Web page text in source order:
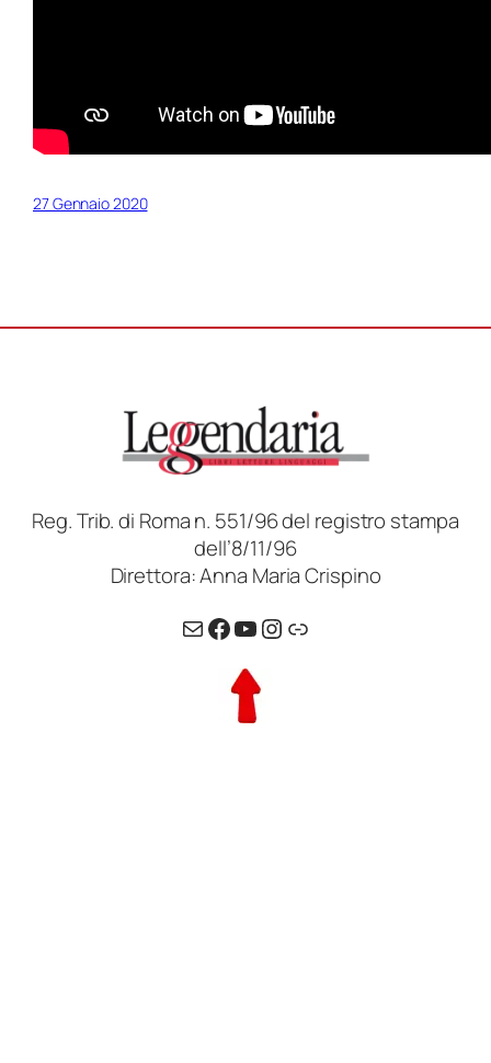
27 Gennaio 2020
Reg. Trib. di Roma n. 551/96 del registro stampa
dell’8/11/96
Direttora: Anna Maria Crispino
Email
Facebook
YouTube
Instagram
Link